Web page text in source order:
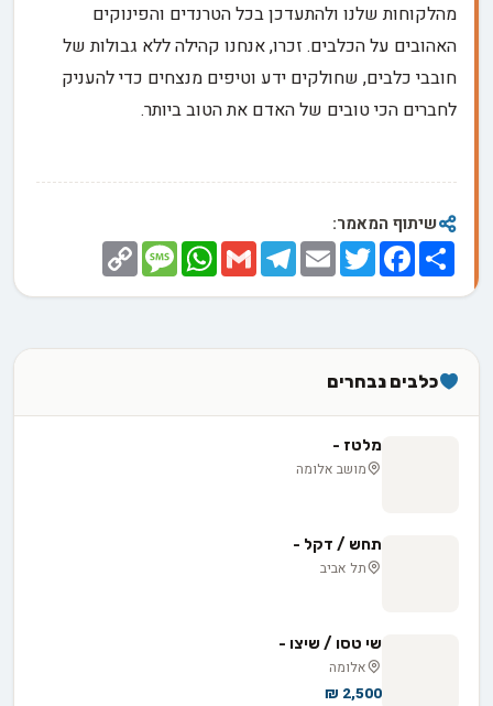
מהלקוחות שלנו ולהתעדכן בכל הטרנדים והפינוקים
האהובים על הכלבים. זכרו, אנחנו קהילה ללא גבולות של
חובבי כלבים, שחולקים ידע וטיפים מנצחים כדי להעניק
לחברים הכי טובים של האדם את הטוב ביותר.
שיתוף המאמר:
Share
Facebook
Twitter
Email
Telegram
Gmail
WhatsApp
Message
Copy
Link
כלבים נבחרים
מלטז -
מושב אלומה
תחש / דקל -
תל אביב
שי טסו / שיצו -
אלומה
2,500 ₪